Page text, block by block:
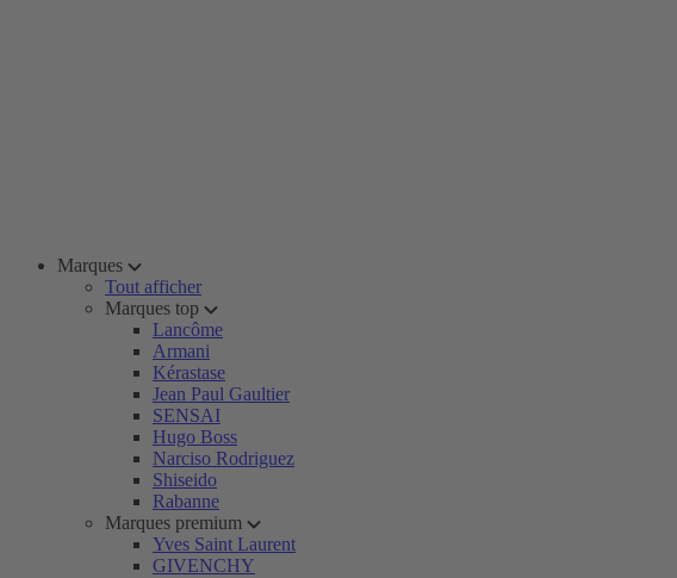
Marques
Tout afficher
Marques top
Lancôme
Armani
Kérastase
Jean Paul Gaultier
SENSAI
Hugo Boss
Narciso Rodriguez
Shiseido
Rabanne
Marques premium
Yves Saint Laurent
GIVENCHY